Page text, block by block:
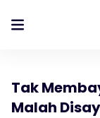
Tak
Malah